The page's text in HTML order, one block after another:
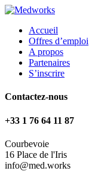
Accueil
Offres d’emploi
A propos
Partenaires
S’inscrire
Contactez-nous
+33 1 76 64 11 87
Courbevoie
16 Place de l'Iris
info@med.works